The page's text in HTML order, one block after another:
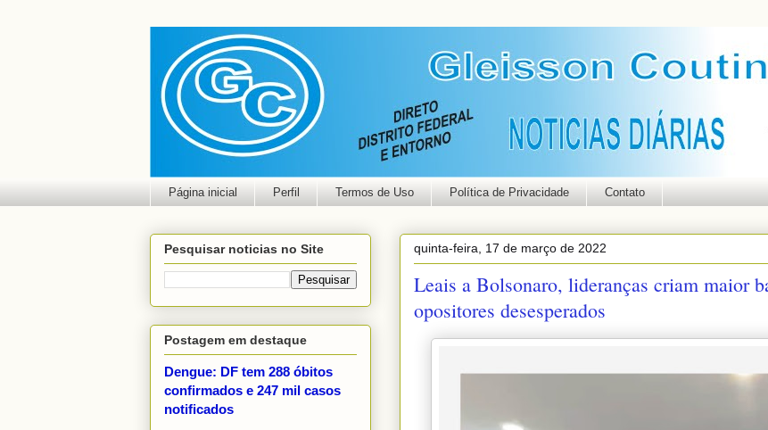
Página inicial Perfil Termos de Uso Política de Privacidade Contato
quinta-feira, 17 de março de 2022
Leais a Bolsonaro, lideranças criam maior
opositores desesperados
Pesquisar noticias no Site
Postagem em destaque
Dengue: DF tem 288 óbitos
confirmados e 247 mil casos
notificados